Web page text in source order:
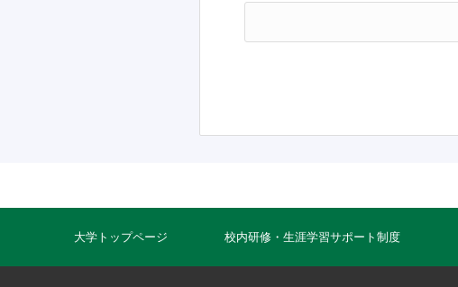
大学トップページ 校内研修・生涯学習サポート制度